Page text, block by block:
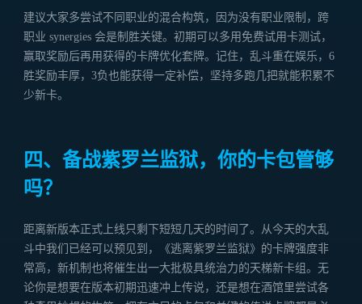
建议大家多尝试不同职业的混合构筑，因为没有职业限制，跨
职业 synergies 会是制胜关键。初期可以多用免费试用卡测试，
赢取奖励后再用获得的卡牌优化套牌。记住，乱斗重在娱乐，6
胜奖励丰厚，3负也能获得一定补偿，坚持多跑几把就能积累不
少新卡。
四、备战紫罗兰监狱，你的卡包管够
吗？
距离新版本正式上线只剩下短短几天的时间了。从今天的大乱
斗中我们已经可以预见到，《逃离紫罗兰监狱》的卡牌强度非
常高，新机制也将催生出一大批极具统治力的天梯新卡组。无
论你是想要在版本初期迅速冲上传说，还是想在酒馆里尝试各